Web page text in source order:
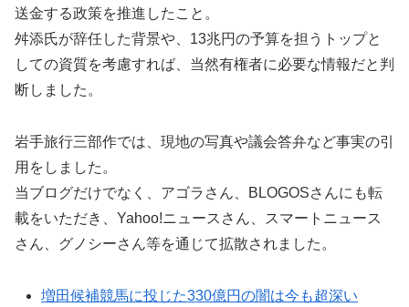
送金する政策を推進したこと。
舛添氏が辞任した背景や、13兆円の予算を担うトップと
しての資質を考慮すれば、当然有権者に必要な情報だと判
断しました。
岩手旅行三部作では、現地の写真や議会答弁など事実の引
用をしました。
当ブログだけでなく、アゴラさん、BLOGOSさんにも転
載をいただき、Yahoo!ニュースさん、スマートニュース
さん、グノシーさん等を通じて拡散されました。
増田候補競馬に投じた330億円の闇は今も超深い